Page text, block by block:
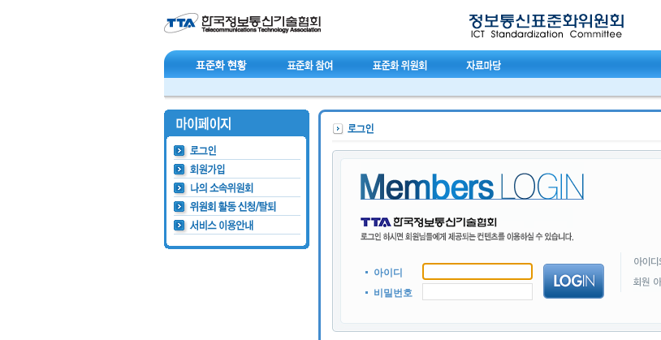
아이디
비밀번호